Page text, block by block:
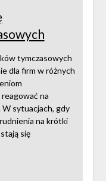
tymczasowych
dla firm w różnych
na
W sytuacjach, gdy
na krótki
się